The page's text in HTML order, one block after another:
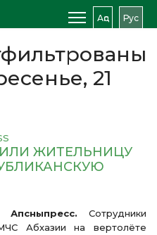
Аԥс Рус
21
ЖИТЕЛЬНИЦУ
Апсныпресс. Сотрудники
Абхазии на вертолёте